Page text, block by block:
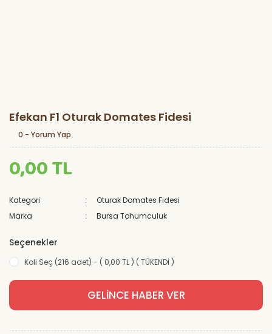
Efekan F1 Oturak Domates Fidesi
0 - Yorum Yap
0,00 TL
Kategori
Oturak Domates Fidesi
Marka
Bursa Tohumculuk
Seçenekler
Koli Seç (216 adet) - ( 0,00 TL ) ( TÜKENDİ )
GELİNCE HABER VER